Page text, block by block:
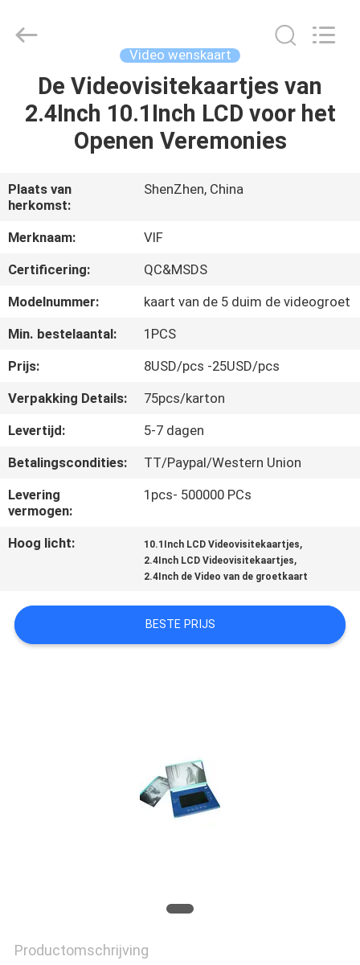
HUIS
PRODUCTEN
ONGEVEER
ONS
FABRIEKSREIS
CONTACTEER
ONS
OM EEN
CITAAT
SITEMAP
PRIVACY
POLICY
Ltd..
Video wenskaart
De Videovisitekaartjes van
2.4Inch 10.1Inch LCD voor het
Openen Veremonies
Plaats van
herkomst:
ShenZhen, China
Merknaam:
VIF
Certificering:
QC&MSDS
Modelnummer:
kaart van de 5 duim de videogroet
Min. bestelaantal:
1PCS
Prijs:
8USD/pcs -25USD/pcs
Verpakking Details:
75pcs/karton
Levertijd:
5-7 dagen
Betalingscondities:
TT/Paypal/Western Union
Levering
vermogen:
1pcs- 500000 PCs
Hoog licht: 10.1Inch LCD Videovisitekaartjes,
2.4Inch LCD Videovisitekaartjes,
2.4Inch de Video van de groetkaart
BESTE PRIJS
Productomschrijving